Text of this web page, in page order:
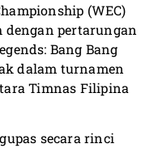
(WEC)
dengan pertarungan
Bang Bang
dalam turnamen
Timnas Filipina
secara rinci